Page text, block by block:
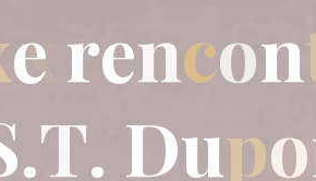
e rencon
.T. Dupo